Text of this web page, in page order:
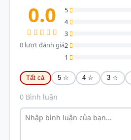
1. Thiết kế và Kích thước
Vỏ case này thuộc loạiMini Tower
0.0
0 lượt đánh giá
5
4
3
2
1
Tất cả 5 ☆ 4 ☆ 3 ☆
0 Bình luận